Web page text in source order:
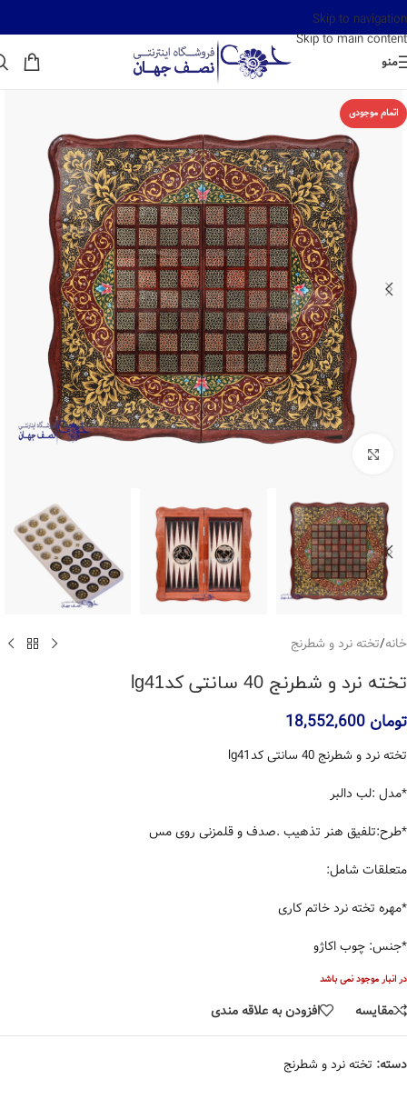
Skip to navigation
Skip to main content
منو
اتمام موجودی
خانه/تخته نرد و شطرنج
تخته نرد و شطرنج 40 سانتی کدlg41
تومان
تخته نرد و شطرنج 40 سانتی کدlg41
*مدل :لب دالبر
*طرح:تلفیق هنر تذهیب .صدف و قلمزنی روی مس
متعلقات شامل:
*مهره تخته نرد خاتم کاری
*جنس: چوب اکاژو
در انبار موجود نمی باشد
مقایسه افزودن به علاقه مندی
دسته: تخته نرد و شطرنج